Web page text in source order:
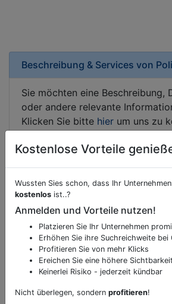
Beschreibung & Services von
Sie möchten eine Beschreibung,
oder andere relevante
Klicken Sie bitte hier um uns zu
Sonderangebote odere
Ihren Wettbewerbern abheben.
KartenansichtRosalienweg 34in
Gumpoldskirchen
Kostenlose Vorteile
Wussten Sies schon, dass Ihr
kostenlos ist..?
Anmelden und Vorteile nutzen!
Platzieren Sie Ihr Unternehmen
Erhöhen Sie ihre Suchreichweite bei
Profitieren Sie von mehr Klicks
Ereichen Sie eine höhere Sichtbarkeit
Keinerlei Risiko - jederzeit kündbar
Nicht überlegen, sondern profitieren!